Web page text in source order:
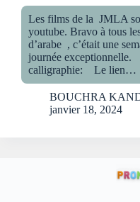
Les films de la JMLA
youtube. Bravo à tous
d’arabe , c’était une
journée exceptionnelle.
calligraphie: Le lien…
BOUCHRA
janvier 18, 2024